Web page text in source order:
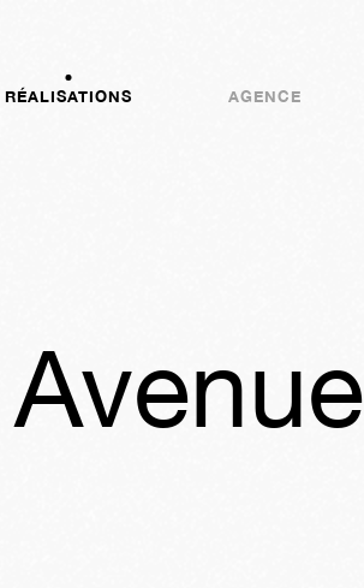
RÉALISATIONS AGENCE